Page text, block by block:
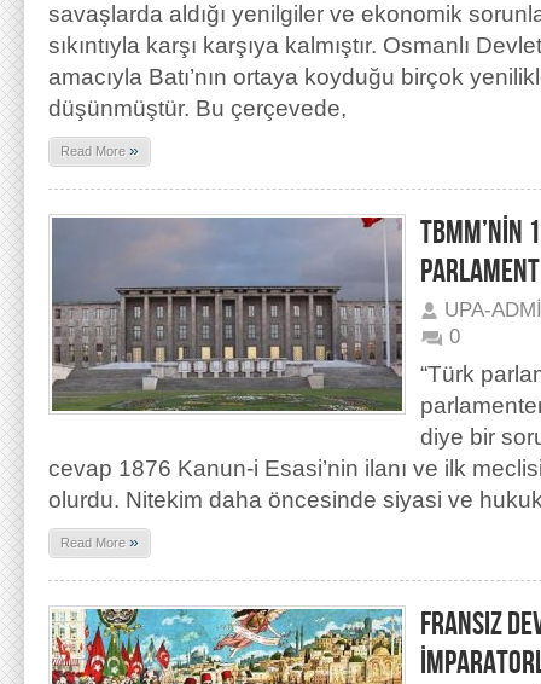
savaşlarda aldığı yenilgiler ve ekonomik
sıkıntıyla karşı karşıya kalmıştır. Osmanlı
amacıyla Batı’nın ortaya koyduğu birçok
düşünmüştür. Bu çerçevede,
Read More »
TBMM’NİN
UPA-
0
“Türk
diye bir
cevap 1876 Kanun-i Esasi’nin ilanı ve ilk meclisi
olurdu. Nitekim daha öncesinde siyasi ve
Read More »
FRANSIZ